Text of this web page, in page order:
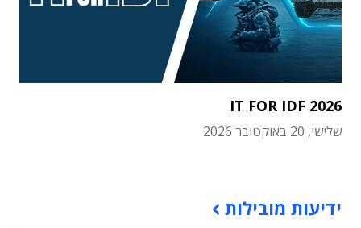
IT FOR IDF 2026
שלישי, 20 באוקטובר 2026
ידיעות מובילות